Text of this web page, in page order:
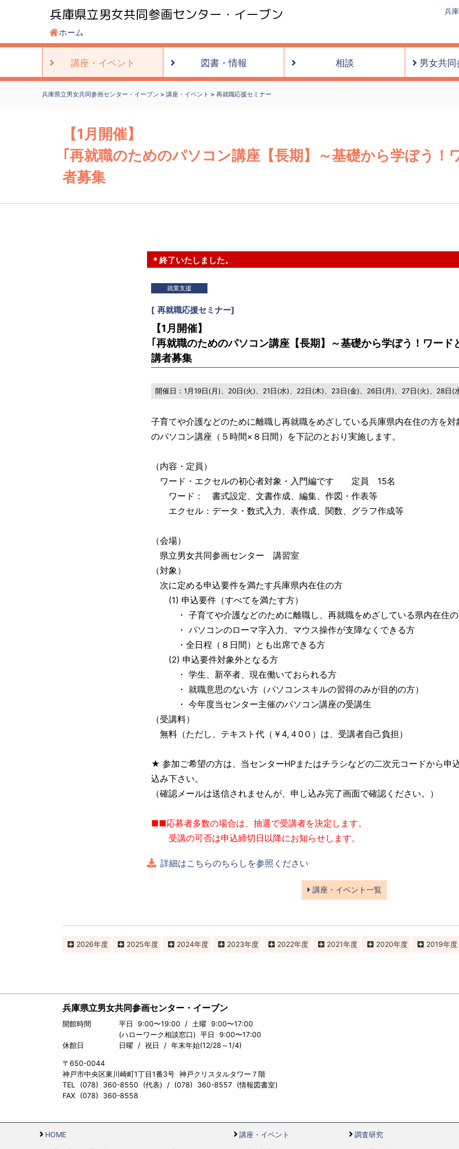
兵庫県立男女共同参画センター・イーブン 兵
ホーム
講座・ イベント 図書・情報 相談 男女共同
兵庫県立男女共同参画センター・イーブン > 講座・イベント > 再就職応援セミナー
【1月開催】
｢再就職のためのパソコン講座【長期】～基礎から学ぼう！
者募集
＊終了いたしました。
就業支援
[ 再就職応援セミナー]
【1月開催】
｢再就職のためのパソコン講座【長期】～基礎から学ぼう！ワード
講者募集
開催日：1月19日(月)、20日(火)、21日(水)、22日(木)、23日(金)、26日(月)、27日(火)、28日
子育てや介護などのために離職し再就職をめざしている兵庫県内在住の方を
のパソコン講座（５時間×８日間）を下記のとおり実施します。
（内容・定員）
ワード・エクセルの初心者対象・入門編です 定員 15名
ワード： 書式設定、文書作成、編集、作図・作表等
エクセル：データ・数式入力、表作成、関数、グラフ作成等
（会場）
県立男女共同参画センター 講習室
（対象）
次に定める申込要件を満たす兵庫県内在住の方
(1) 申込要件（すべてを満たす方）
・ 子育てや介護などのために離職し、再就職をめざしている県内在住
・ パソコンのローマ字入力、マウス操作が支障なくできる方
・全日程（８日間）とも出席できる方
(2) 申込要件対象外となる方
・ 学生、新卒者、現在働いておられる方
・ 就職意思のない方（パソコンスキルの習得のみが目的の方）
・ 今年度当センター主催のパソコン講座の受講生
（受講料）
無料（ただし、テキスト代（￥4,４0０）は、受講者自己負担）
★ 参加ご希望の方は、当センターHPまたはチラシなどの二次元コードから申
込み下さい。
（確認メールは送信されませんが、申し込み完了画面で確認ください。）
■■応募者多数の場合は、抽選で受講者を決定します。
受講の可否は申込締切日以降にお知らせします。
詳細はこちらのちらしを参照ください
講座・イベント一覧
2026 2025 2024 2023 2022 2021 2020 2019
兵庫県立男女共同参画センター・イーブン
開館時間
平日 9:00〜19:00 / 土曜 9:00〜17:00
(ハローワーク相談窓口) 平日 9:00〜17:00
休館日
日曜 / 祝日 / 年末年始(12/28～1/4)
〒650-0044
神戸市中央区東川崎町1丁目1番3号 神戸クリスタルタワー７階
TEL (078) 360-8550 (代表) / (078) 360-8557 (情報図書室)
FAX (078) 360-8558
HOME
講座・イベント
調査研究